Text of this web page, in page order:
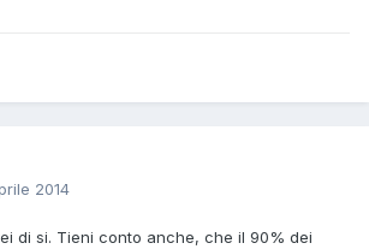
2014
di si. Tieni conto anche, che il 90% dei